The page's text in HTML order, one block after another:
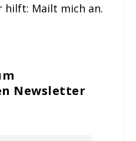
hilft: Mailt mich an.
Newsletter